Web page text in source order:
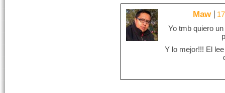
Maw
Yo tmb quiero
Y lo mejor!!! El